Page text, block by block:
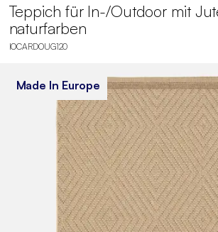
Teppich für In-/Outdoor mit
naturfarben
IOCARDOUG120
Made In Europe